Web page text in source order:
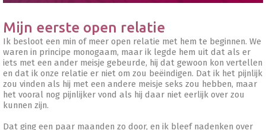
Mijn eerste open relatie
Ik besloot een min of meer open relatie met hem te beginnen. We
waren in principe monogaam, maar ik legde hem uit dat als er
iets met een ander meisje gebeurde, hij dat gewoon kon vertellen
en dat ik onze relatie er niet om zou beëindigen. Dat ik het pijnlijk
zou vinden als hij met een andere meisje seks zou hebben, maar
het vooral nog pijnlijker vond als hij daar niet eerlijk over zou
kunnen zijn.
Dat ging een paar maanden zo door, en ik bleef nadenken over